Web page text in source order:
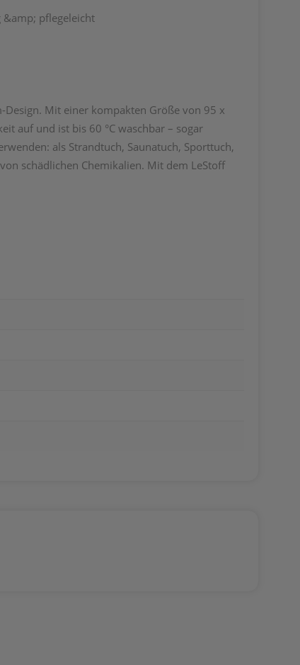
&amp; pflegeleicht
Mit einer kompakten Größe von 95 x
auf und ist bis 60 °C waschbar – sogar
als Strandtuch, Saunatuch, Sporttuch,
schädlichen Chemikalien. Mit dem LeStoff